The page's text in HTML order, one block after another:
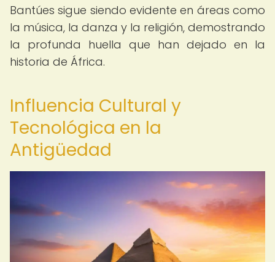
Bantúes sigue siendo evidente en áreas como
la música, la danza y la religión, demostrando
la profunda huella que han dejado en la
historia de África.
Influencia Cultural y
Tecnológica en la
Antigüedad